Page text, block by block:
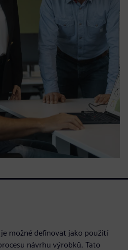
možné definovat jako použití
návrhu výrobků. Tato